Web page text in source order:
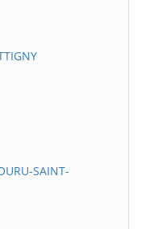
SAINT-